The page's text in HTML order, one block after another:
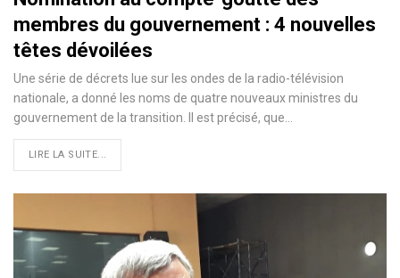
membres du gouvernement : 4 nouvelles
têtes dévoilées
Une série de décrets lue sur les ondes de la radio-télévision
nationale, a donné les noms de quatre nouveaux ministres du
gouvernement de la transition. Il est précisé, que…
LIRE LA SUITE...